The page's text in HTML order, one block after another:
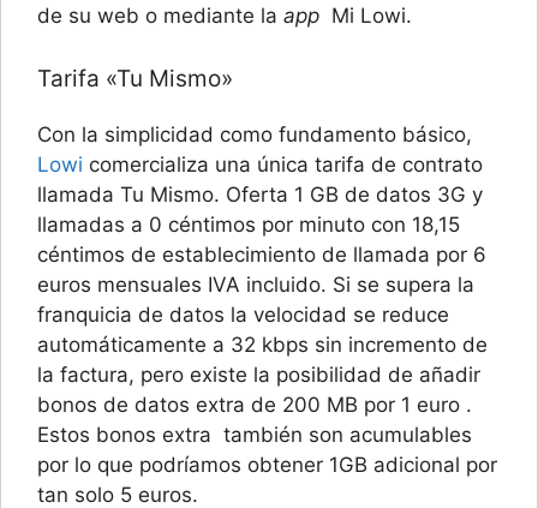
de su web o mediante la app Mi Lowi.
Tarifa «Tu Mismo»
Con la simplicidad como fundamento básico,
Lowi comercializa una única tarifa de contrato
llamada Tu Mismo. Oferta 1 GB de datos 3G y
llamadas a 0 céntimos por minuto con 18,15
céntimos de establecimiento de llamada por 6
euros mensuales IVA incluido. Si se supera la
franquicia de datos la velocidad se reduce
automáticamente a 32 kbps sin incremento de
la factura, pero existe la posibilidad de añadir
bonos de datos extra de 200 MB por 1 euro .
Estos bonos extra también son acumulables
por lo que podríamos obtener 1GB adicional por
tan solo 5 euros.